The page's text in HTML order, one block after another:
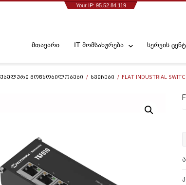
Your IP: 95.52.84.119
მთავარი IT მომსახურება სერვის
ᲥᲡᲔᲚᲣᲠᲘ ᲛᲝᲬᲧᲝᲑᲘᲚᲝᲑᲔᲑᲘ / ᲡᲕᲘᲩᲔᲑᲘ / FLAT INDUSTRIAL
5